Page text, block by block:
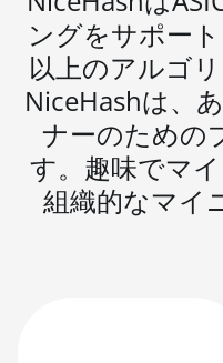
BITMAIN
L9 (17Gh)
BITMAIN AntMiner
L9 Hyd 2U (27Gh)
BITMAIN
S11
ングをサポー
以上のアルゴ
NiceHashは、
ナーのための
す。趣味でマ
組織的なマイ